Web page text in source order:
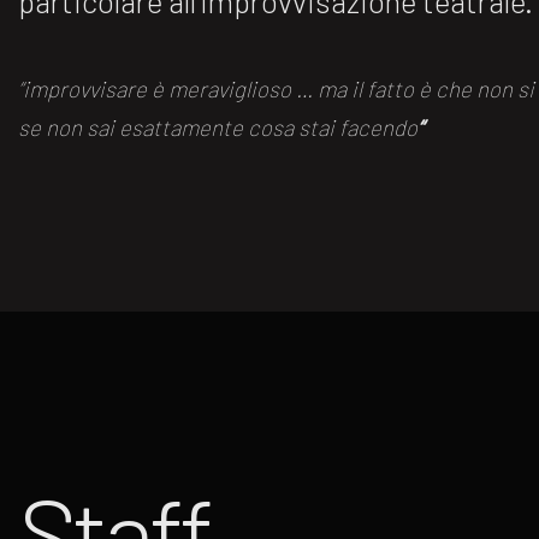
“improvvisare è meraviglioso … ma il fatto è che non
se non sai esattamente cosa stai facendo“